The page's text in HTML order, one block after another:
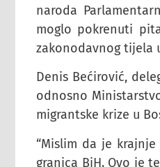
naroda
moglo pokrenuti
zakonodavnog tijela
Denis Bećirović,
odnosno
migrantske krize u
“Mislim da je
granica BiH. Ovo je